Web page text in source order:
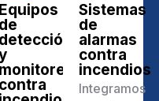
Equipos
de
detección
monitoreo
contra
Sistemas
de
alarmas
contra
incendios
Integramos